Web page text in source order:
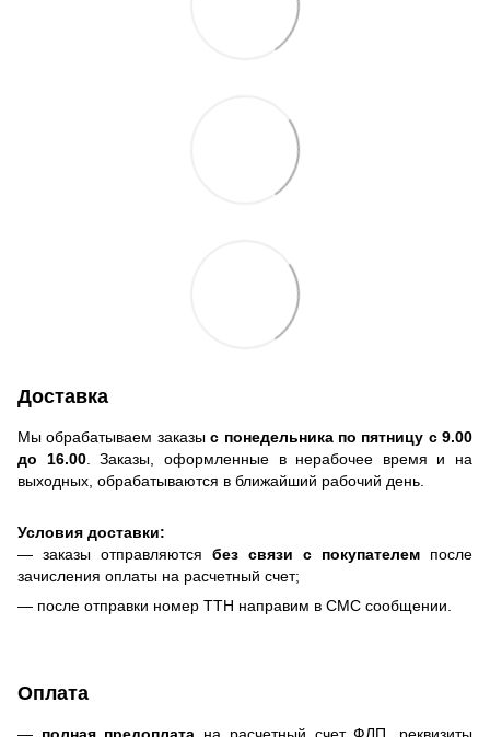
Доставка
Мы обрабатываем заказыс понедельника по пятницу с 9.00
до 16.00. Заказы, оформленные в нерабочее время и на
выходных, обрабатываются в ближайший рабочий день.
Условия доставки:
— заказы отправляются без связи с покупателем после
зачисления оплаты на расчетный счет;
— после отправки номер ТТН направим в СМС сообщении.
Оплата